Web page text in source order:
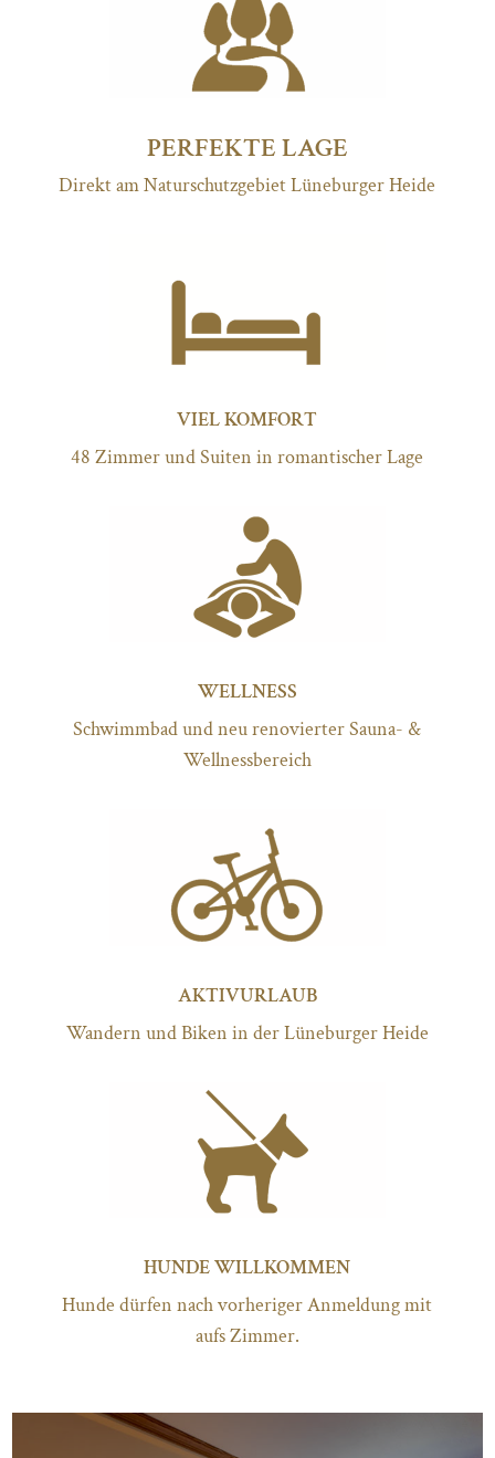
PERFEKTE LAGE
Direkt am Naturschutzgebiet Lüneburger Heide
VIEL KOMFORT
48 Zimmer und Suiten in romantischer Lage
WELLNESS
Schwimmbad und neu renovierter Sauna- &
Wellnessbereich
AKTIVURLAUB
Wandern und Biken in der Lüneburger Heide
HUNDE WILLKOMMEN
Hunde dürfen nach vorheriger Anmeldung mit
aufs Zimmer.